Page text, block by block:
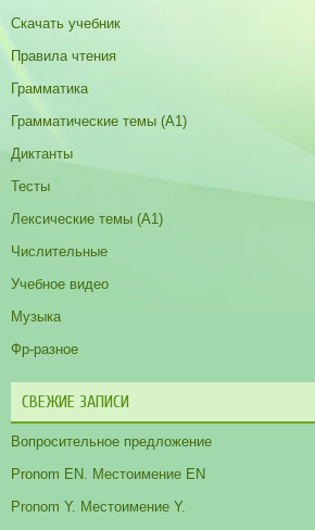
Скачать учебник
Правила чтения
Грамматика
Грамматические темы (A1)
Диктанты
Тесты
Лексические темы (А1)
Числительные
Учебное видео
Музыка
Фр-разное
СВЕЖИЕ ЗАПИСИ
Вопросительное предложение
Pronom EN. Местоимение EN
Pronom Y. Местоимение Y.